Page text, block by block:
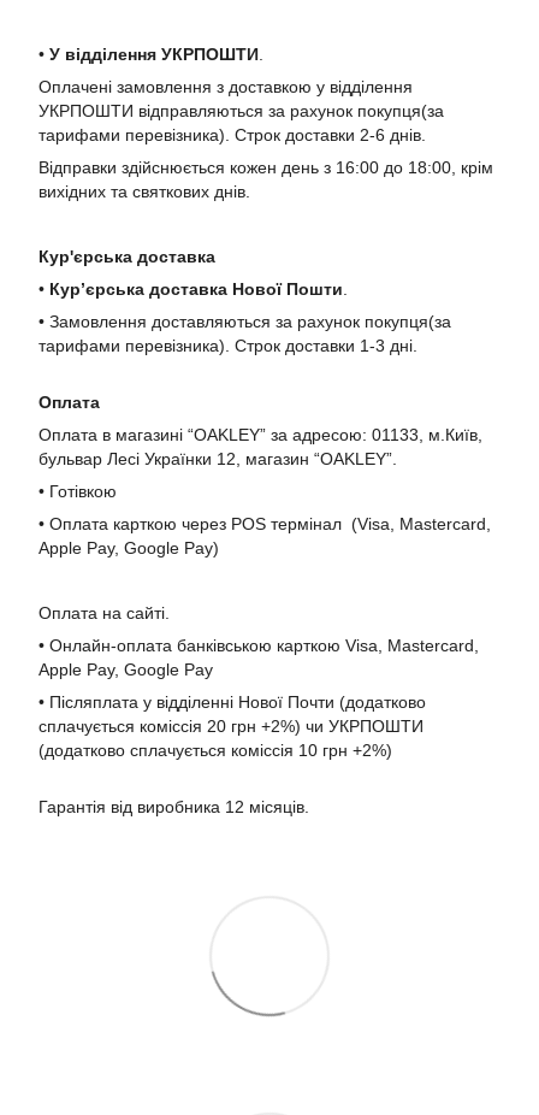
• У відділення УКРПОШТИ
Оплачені замовлення з доставкою у відділення
УКРПОШТИ відправляються за рахунок покупця(за
тарифами перевізника). Строк доставки 2-6 днів.
Відправки здійснюється кожен день з 16:00 до 18:00, крім
вихідних та святкових днів.
Кур'єрська доставка
• Кур’єрська доставка Нової Пошти
• Замовлення доставляються за рахунок покупця(за
тарифами перевізника). Строк доставки 1-3 дні.
Оплата
Оплата в магазині “OAKLEY” за адресою: 01133, м.Київ,
бульвар Лесі Українки 12, магазин “OAKLEY”.
• Готівкою
• Оплата карткою через POS термінал (Visa, Mastercard,
Apple Pay, Google Pay)
Оплата на сайті.
• Онлайн-оплата банківською карткою Visa, Mastercard,
Apple Pay, Google Pay
• Післяплата у відділенні Нової Почти (додатково
сплачується коміссія 20 грн +2%) чи УКРПОШТИ
(додатково сплачується коміссія 10 грн +2%)
Гарантія від виробника 12 місяців.